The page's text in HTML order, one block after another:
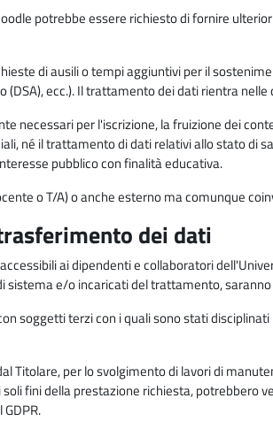
potrebbe essere richiesto di fornire
di ausili o tempi aggiuntivi per il
ecc.). Il trattamento dei dati rientra nelle
necessari per l'iscrizione, la fruizione dei
né il trattamento di dati relativi allo stato di
pubblico con finalità educativa.
o T/A) o anche esterno ma comunque
dei dati
ai dipendenti e collaboratori
e/o incaricati del trattamento,
soggetti terzi con i quali sono stati
Titolare, per lo svolgimento di lavori di
fini della prestazione richiesta, potrebbero